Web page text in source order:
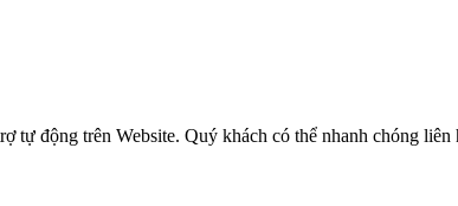
động trên Website. Quý khách có thể nhanh chóng